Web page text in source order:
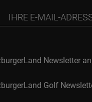
Newsletter
Golf